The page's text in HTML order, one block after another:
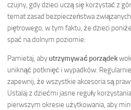
czujny, gdy dzieci uczą się korzystać z
temat zasad bezpieczeństwa
piętrowego, w tym faktu, że dzieci
spać na dolnym poziomie.
Pamietaj, aby utrzymywać porządek
uniknąć potknięć i wypadków.
zapewnij, że wszystkie akcesoria są
Ustalaj z dziećmi jasne reguły
pierwszym okresie użytkowania, aby